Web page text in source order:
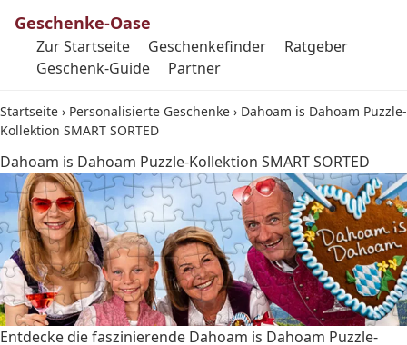
Geschenke-Oase
Zur Startseite Geschenkefinder
Ratgeber
Geschenk-Guide
Partner
Startseite › Personalisierte Geschenke › Dahoam is Dahoam Puzzle-
Kollektion SMART SORTED
Dahoam is Dahoam Puzzle-Kollektion SMART SORTED
Entdecke die faszinierende Dahoam is Dahoam Puzzle-